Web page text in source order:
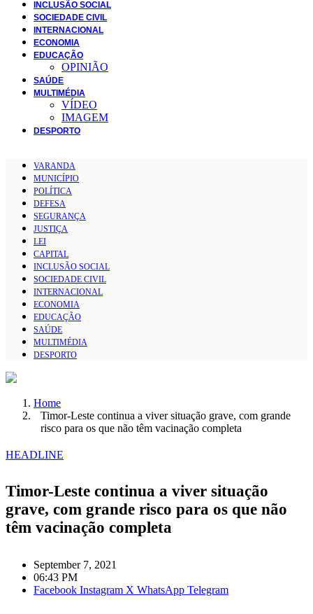
INCLUSÃO SOCIAL
SOCIEDADE CIVIL
INTERNACIONAL
ECONOMIA
EDUCAÇÃO
OPINIÃO
SAÚDE
MULTIMÉDIA
VÍDEO
IMAGEM
DESPORTO
VARANDA
MUNICÍPIO
POLÍTICA
DEFESA
SEGURANÇA
JUSTIÇA
LEI
CAPITAL
INCLUSÃO SOCIAL
SOCIEDADE CIVIL
INTERNACIONAL
ECONOMIA
EDUCAÇÃO
SAÚDE
MULTIMÉDIA
DESPORTO
Home
Timor-Leste continua a viver situação grave, com grande
risco para os que não têm vacinação completa
HEADLINE
Timor-Leste continua a viver situação
grave, com grande risco para os que não
têm vacinação completa
September 7, 2021
06:43 PM
Facebook Instagram X WhatsApp Telegram